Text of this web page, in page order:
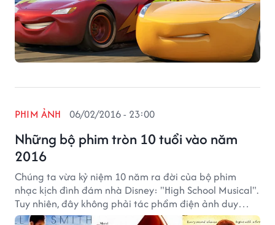
Những bộ phim tròn 10 tuổi vào năm
2016
PHIM ẢNH 06/02/2016 - 23:00
Chúng ta vừa kỷ niệm 10 năm ra đời của bộ phim
nhạc kịch đình đám nhà Disney: "High School Musical".
Tuy nhiên, đây không phải tác phẩm điện ảnh duy
nhất được công chiếu vào năm 2006.